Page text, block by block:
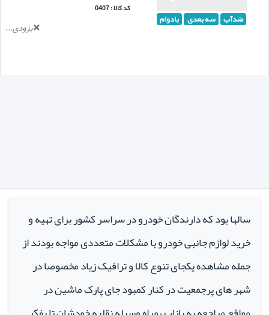
ضدآب سه بعدی بادوام
کد کالا : 0407
بزودی...
سالها بود که دارندگان خودرو در سراسر کشور برای تهیه و
خرید لوازم جانبی خودرو با مشکلات متعددی مواجه بودند از
جمله مشاهده یکجای تنوع کالا و ترافیک زیاد مخصوصا در
شهر های پرجمعیت در کنار کمبود جای پارک ماشین در